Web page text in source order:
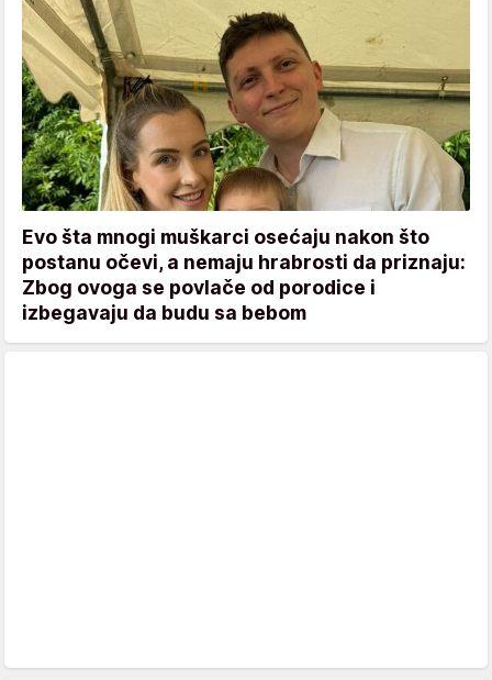
Evo šta mnogi muškarci osećaju nakon što
postanu očevi, a nemaju hrabrosti da priznaju:
Zbog ovoga se povlače od porodice i
izbegavaju da budu sa bebom